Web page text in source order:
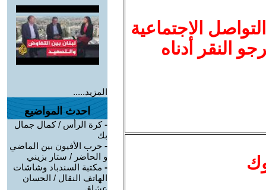
الاجتماعية
النقر أدناه
المزيد.....
احدث المواضيع
-كرة الرأس / كمال جمال
بك
- حرب الأفيون بين الماضي
و الحاضر / ستار بزيني
- مكتبة السندباد وشاشات
الهاتف النقال / الحسان